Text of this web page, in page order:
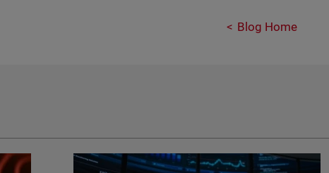
Blog Home